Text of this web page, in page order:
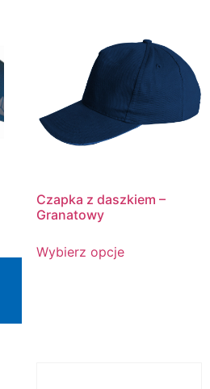
Czapka z daszkiem –
Granatowy
Wybierz opcje